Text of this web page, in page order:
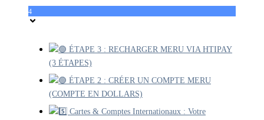
4
🟢 ÉTAPE 3 : RECHARGER MERU VIA HTIPAY
(3 ÉTAPES)
🟢 ÉTAPE 2 : CRÉER UN COMPTE MERU
(COMPTE EN DOLLARS)
5️⃣ Cartes & Comptes Internationaux : Votre